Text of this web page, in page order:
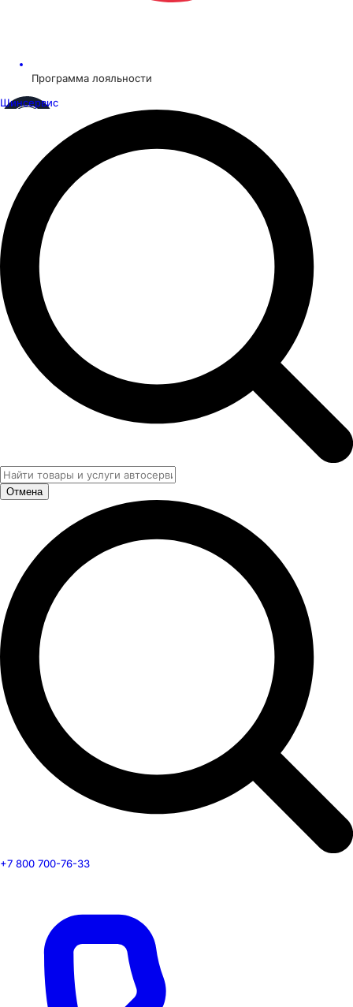
Программа лояльности
Шинсервис
Отмена
+7 800 700-76-33